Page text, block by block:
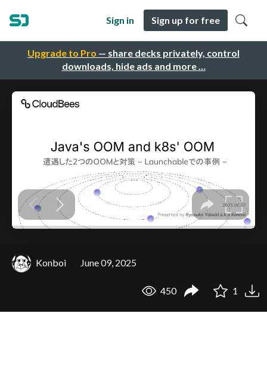
Upgrade to Pro — share decks privately, control
downloads, hide ads and more …
Sign in Sign up for free
Konboi June 09, 2025
450 1